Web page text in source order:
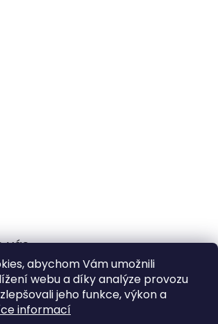
abychom Vám umožnili
webu a díky analýze provozu
jeho funkce, výkon a
informací
vás
osobních údajů